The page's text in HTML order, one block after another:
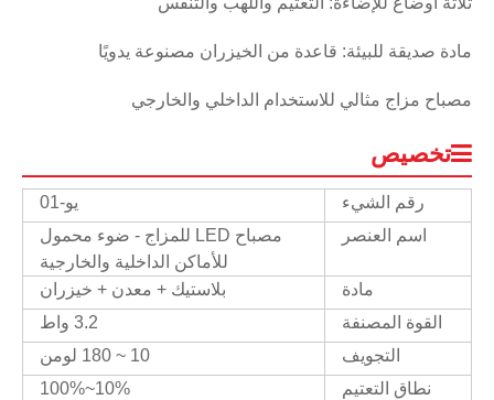
مادة صديقة للبيئة: قاعدة من الخيزران مصنوعة يدويًا
مصباح مزاج مثالي للاستخدام الداخلي والخارجي
تخصيص
رقم الشيء
يو-01
اسم العنصر
مصباح LED للمزاج - ضوء محمول
للأماكن الداخلية والخارجية
مادة
بلاستيك + معدن + خيزران
القوة المصنفة
3.2 واط
التجويف
10 ~ 180 لومن
نطاق التعتيم
10%~100%